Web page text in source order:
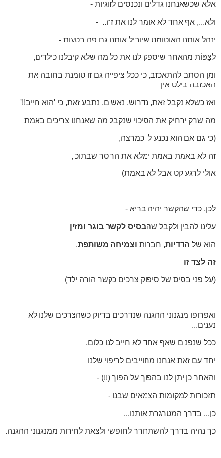
אלא שכשאנחנו גדלים ונכנסים לזוגיות -
ולא..., אף אחד לא אומר לנו את זה.. -
ינהל אותנו האוטומט שיוביל אותנו גם פה בטעות -
לצָפּוֹת מהאחר שיספק לנו את כל מה שלא קיבלנו כילדים,
ומן הסתם להתאכזב, כי ככל ציפייה גם זו טומנת בחובה את
האכזבה בילט אין
ואז כשלא נקבל זאת, נדרוש, נאשים, נתבע זאת, כי 'הוא חייב!!'
מה שרק ירחיק את הסיכוי שנקבל מה שאנחנו צריכים באמת
(כי גם אם הוא נכנע לי כמרצה,
זה לא באמת באמת ימלא את החסר שבתוכי,
אולי לרגע קט אבל לא באמת)
לכן, כדי שהקשר יהיה בריא -
עלינו להבין ולקבל שהבסיס לקשר בוגר ומזין
הוא של הדדיות, חברות וצמיחה משותפת.
זה לצד זו
(על פני בסיס של סיפוק צרכים כקשר הורה ילד)
ואפרופו מנגנוני ההגנה שנדרכים בדיוק כשהצרכים שלנו לא
נענים...
ככל שנפנים שאף אחד לא חייב לנו כלום,
יחד עם זאת אנחנו מחוייבים לריפוי שלנו
והאחר כן יתן לנו בהפוך על הפוך (!!) -
תזכורות למקומות הצמאים שבנו -
כן... בדרך המטרגרת אותנו...
כך נהיה בדרך להשתחרר לחופשי ולצאת לחירות ממנגנוני ההגנה.